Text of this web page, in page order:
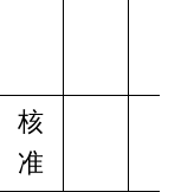
核
准